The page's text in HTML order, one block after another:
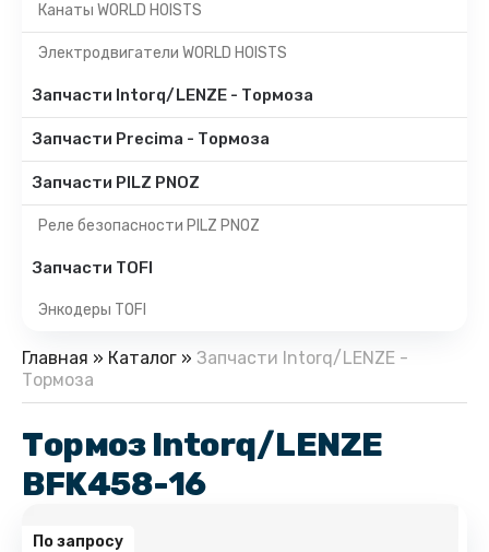
Канаты WORLD HOISTS
Электродвигатели WORLD HOISTS
Запчасти Intorq/LENZE - Тормоза
Запчасти Precima - Тормоза
Запчасти PILZ PNOZ
Реле безопасности PILZ PNOZ
Запчасти TOFI
Энкодеры TOFI
Главная » Каталог » Запчасти Intorq/LENZE -
Тормоза
Тормоз Intorq/LENZE
BFK458-16
По запросу